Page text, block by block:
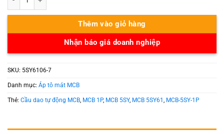
Thêm vào giỏ hàng
Nhận báo giá doanh nghiệp
SKU: 5SY6106-7
Danh mục: Áp tô mát MCB
Thẻ: Cầu dao tự động MCB, MCB 1P, MCB 5SY, MCB 5SY61 , MCB-5SY-1P